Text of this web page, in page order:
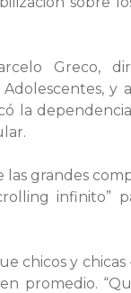
Greco,
y
la
grandes
infinito”
chicos y
promedio.